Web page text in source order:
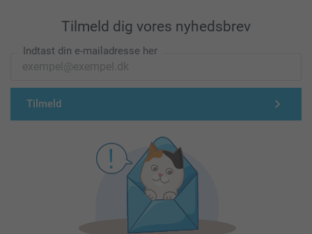
Tilmeld dig vores nyhedsbrev
Indtast din e-mailadresse her
Tilmeld